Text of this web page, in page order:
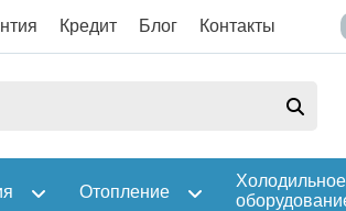
Кредит Блог Контакты
Отопление
Холодильное